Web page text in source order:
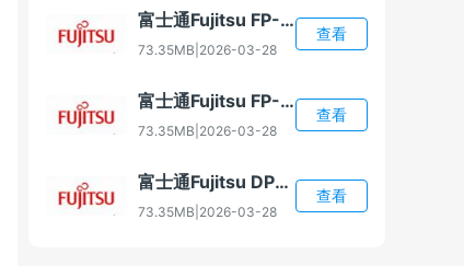
富士通Fujitsu FP-2000 打印机驱动
73.35MB 2026-03-28
查看
富士通Fujitsu FP-2100 打印机驱动
73.35MB 2026-03-28
查看
富士通Fujitsu DPK1560 打印机驱动
73.35MB 2026-03-28
查看